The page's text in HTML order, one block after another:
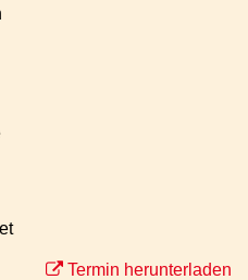
Termin herunterladen